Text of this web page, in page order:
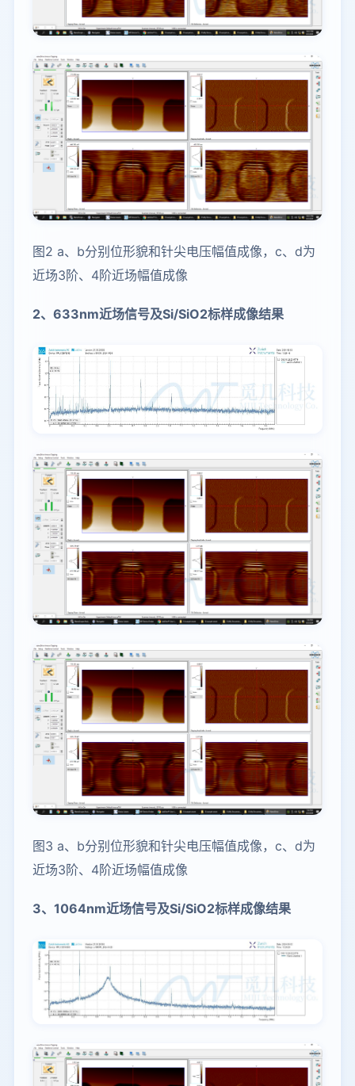
图2 a、b分别位形貌和针尖电压幅值成像，c、d为
近场3阶、4阶近场幅值成像
2、633nm近场信号及Si/SiO2标样成像结果
图3 a、b分别位形貌和针尖电压幅值成像，c、d为
近场3阶、4阶近场幅值成像
3、1064nm近场信号及Si/SiO2标样成像结果